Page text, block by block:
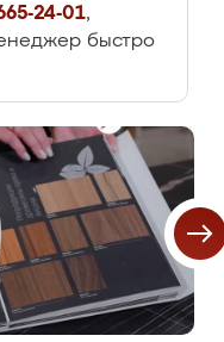
24-01,
быстро